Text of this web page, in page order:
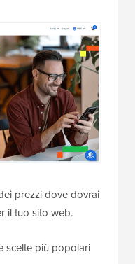
prezzi dove dovrai
il tuo sito web.
scelte più popolari